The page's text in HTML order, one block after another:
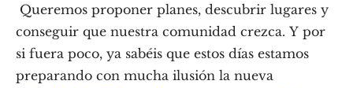
Queremos proponer planes, descubrir lugares y
conseguir que nuestra comunidad crezca. Y por
si fuera poco, ya sabéis que estos días estamos
preparando con mucha ilusión la nueva